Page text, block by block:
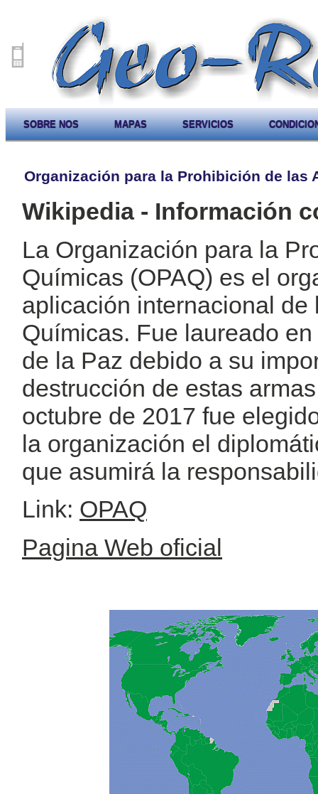
SOBRE NOS MAPAS SERVICIOS
Organización para la Prohibición de las
Wikipedia - Información
La Organización para la
Químicas (OPAQ) es el
aplicación internacional
Químicas. Fue laureado
de la Paz debido a su
destrucción de estas
octubre de 2017 fue
la organización el
que asumirá la
Link: OPAQ
Pagina Web oficial